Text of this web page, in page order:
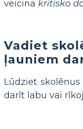
veicina kritisko
Vadiet
ļauniem
Lūdziet
darīt labu vai